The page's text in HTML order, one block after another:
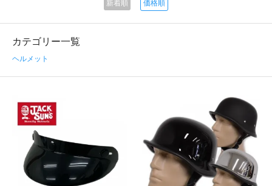
新着順 価格順
カテゴリー一覧
ヘルメット